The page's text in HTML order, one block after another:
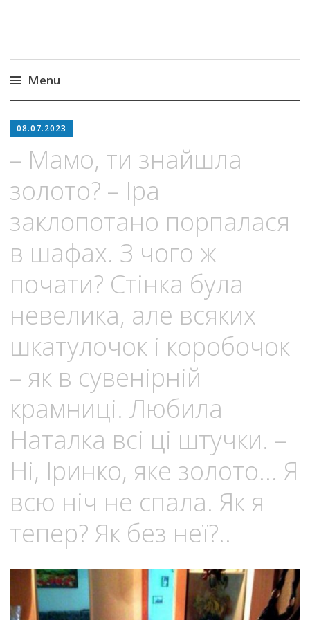
Menu
to
08.07.2023
– Мамо, ти знайшла
золото? – Іра
заклопотано порпалася
в шафах. З чого ж
почати? Стінка була
невелика, але всяких
шкатулочок і коробочок
– як в сувенірній
крамниці. Любила
Наталка всі ці штучки. –
Ні, Іринко, яке золото… Я
всю ніч не спала. Як я
тепер? Як без неї?..